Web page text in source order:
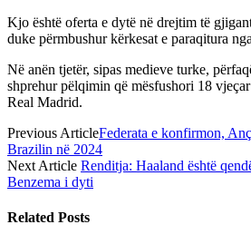
Kjo është oferta e dytë në drejtim të
duke përmbushur kërkesat e paraqitura
Në anën tjetër, sipas medieve turke,
shprehur pëlqimin që mësfushori 18
Real Madrid.
Previous ArticleFederata e konfirmon,
Brazilin në 2024
Next Article Renditja: Haaland është
Benzema i dyti
Related Posts